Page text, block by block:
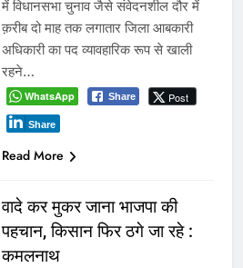
में विधानसभा चुनाव जैसे संवेदनशील दौर में
क़रीब दो माह तक लगातार जिला आबकारी
अधिकारी का पद व्यावहारिक रूप से खाली
रहने…
WhatsApp Share Post
Share
Read More
वादे कर मुकर जाना भाजपा की
पहचान, किसान फिर ठगे जा रहे :
कमलनाथ